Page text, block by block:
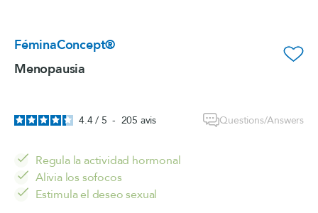
FéminaConcept® favorite_border
Menopausia
4.4 / 5 - 205 avis Questions/Answers
Regula la actividad hormonal
Alivia los sofocos
Estimula el deseo sexual